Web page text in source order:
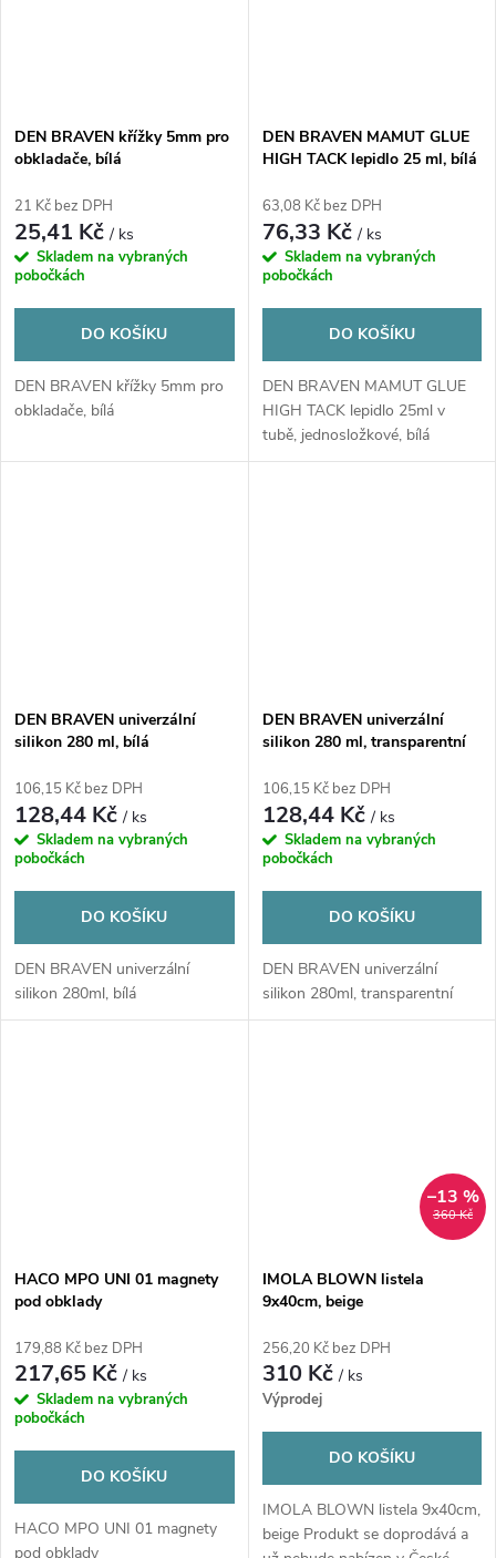
DEN BRAVEN křížky 5mm pro
obkladače, bílá
21 Kč bez DPH
25,41 Kč/ ks
Skladem na vybraných
pobočkách
DO KOŠÍKU
DEN BRAVEN křížky 5mm pro
obkladače, bílá
DEN BRAVEN MAMUT GLUE
HIGH TACK lepidlo 25 ml, bílá
63,08 Kč bez DPH
76,33 Kč/ ks
Skladem na vybraných
pobočkách
DO KOŠÍKU
DEN BRAVEN MAMUT GLUE
HIGH TACK lepidlo 25ml v
tubě, jednosložkové, bílá
DEN BRAVEN univerzální
silikon 280 ml, bílá
106,15 Kč bez DPH
128,44 Kč/ ks
Skladem na vybraných
pobočkách
DO KOŠÍKU
DEN BRAVEN univerzální
silikon 280ml, bílá
DEN BRAVEN univerzální
silikon 280 ml, transparentní
106,15 Kč bez DPH
128,44 Kč/ ks
Skladem na vybraných
pobočkách
DO KOŠÍKU
DEN BRAVEN univerzální
silikon 280ml, transparentní
HACO MPO UNI 01 magnety
pod obklady
179,88 Kč bez DPH
217,65 Kč/ ks
Skladem na vybraných
pobočkách
DO KOŠÍKU
HACO MPO UNI 01 magnety
pod obklady
360 Kč
–13 %
IMOLA BLOWN listela
9x40cm, beige
256,20 Kč bez DPH
310 Kč/ ks
Výprodej
DO KOŠÍKU
IMOLA BLOWN listela 9x40cm,
beige Produkt se doprodává a